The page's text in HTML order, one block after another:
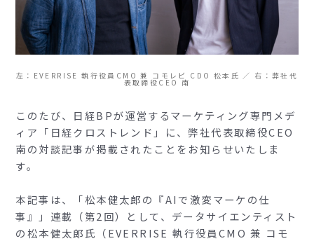
左：EVERRISE 執行役員CMO 兼 コモレビ CDO 松本氏 ／ 右：弊社代
表取締役CEO 南
このたび、日経BPが運営するマーケティング専門メデ
ィア「日経クロストレンド」に、弊社代表取締役CEO
南の対談記事が掲載されたことをお知らせいたしま
す。
本記事は、「松本健太郎の『AIで激変マーケの仕
事』」連載（第2回）として、データサイエンティスト
の松本健太郎氏（EVERRISE 執行役員CMO 兼 コモ